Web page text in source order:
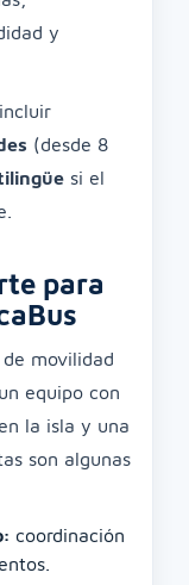
y
(desde 8
si el
para
movilidad
equipo con
en la isla y una
son algunas
coordinación